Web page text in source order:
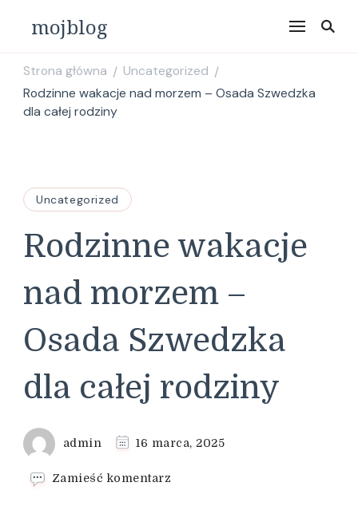
mojblog
Strona główna / Uncategorized /
Rodzinne wakacje nad morzem – Osada Szwedzka
dla całej rodziny
Uncategorized
Rodzinne wakacje
nad morzem –
Osada Szwedzka
dla całej rodziny
admin 16 marca, 2025
Zamieść komentarz